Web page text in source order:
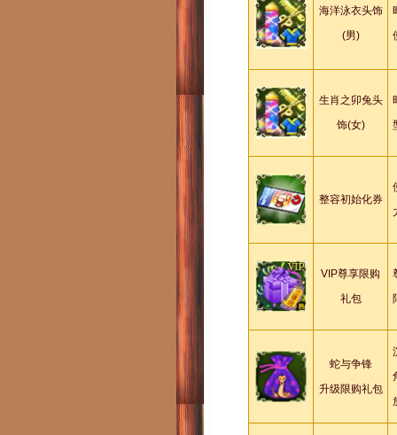
海洋泳衣头饰
(男)
生肖之卯兔头
饰(女)
整容初始化券
VIP尊享限购
礼包
蛇与争锋
升级限购礼包